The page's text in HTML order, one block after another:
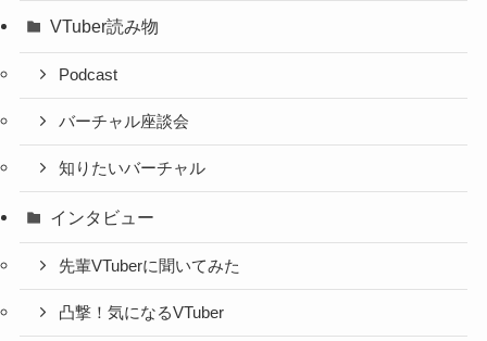
VTuber読み物
Podcast
バーチャル座談会
知りたいバーチャル
インタビュー
先輩VTuberに聞いてみた
凸撃！気になるVTuber